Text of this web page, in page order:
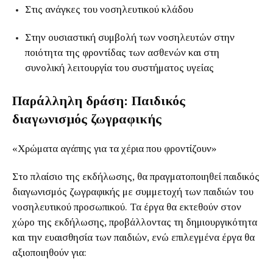
Στις ανάγκες του νοσηλευτικού κλάδου
Στην ουσιαστική συμβολή των νοσηλευτών στην
ποιότητα της φροντίδας των ασθενών και στη
συνολική λειτουργία του συστήματος υγείας
Παράλληλη δράση: Παιδικός
διαγωνισμός ζωγραφικής
«Χρώματα αγάπης για τα χέρια που φροντίζουν»
Στο πλαίσιο της εκδήλωσης, θα πραγματοποιηθεί παιδικός
διαγωνισμός ζωγραφικής με συμμετοχή των παιδιών του
νοσηλευτικού προσωπικού. Τα έργα θα εκτεθούν στον
χώρο της εκδήλωσης, προβάλλοντας τη δημιουργικότητα
και την ευαισθησία των παιδιών, ενώ επιλεγμένα έργα θα
αξιοποιηθούν για: